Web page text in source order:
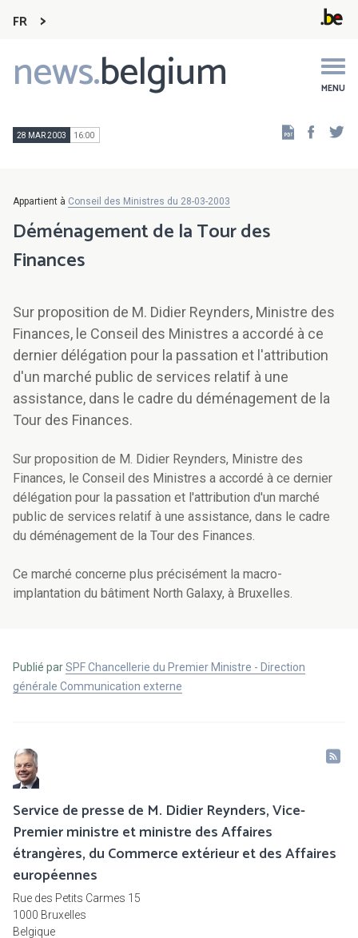
FR
news.belgium MENU
Main
navigation
28 MAR 2003 16:00
Appartient à Conseil des Ministres du 28-03-2003
Déménagement de la Tour des
Finances
Sur proposition de M. Didier Reynders, Ministre des
Finances, le Conseil des Ministres a accordé à ce
dernier délégation pour la passation et l'attribution
d'un marché public de services relatif à une
assistance, dans le cadre du déménagement de la
Tour des Finances.
Sur proposition de M. Didier Reynders, Ministre des
Finances, le Conseil des Ministres a accordé à ce dernier
délégation pour la passation et l'attribution d'un marché
public de services relatif à une assistance, dans le cadre
du déménagement de la Tour des Finances.
Ce marché concerne plus précisément la macro-
implantation du bâtiment North Galaxy, à Bruxelles.
Publié parSPF Chancellerie du Premier Ministre - Direction
générale Communication externe
Service de presse de M. Didier Reynders, Vice-
Premier ministre et ministre des Affaires
étrangères, du Commerce extérieur et des Affaires
européennes
Rue des Petits Carmes 15
1000 Bruxelles
Belgique